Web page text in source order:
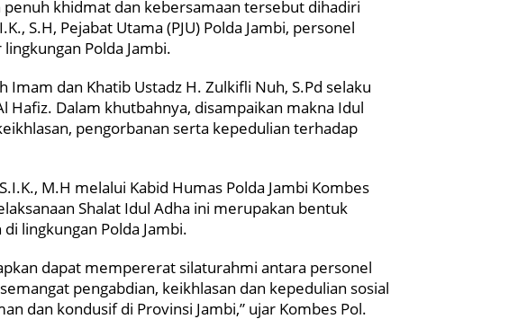
penuh khidmat dan kebersamaan tersebut dihadiri
S.H, Pejabat Utama (PJU) Polda Jambi, personel
Polda Jambi.
Imam dan Khatib Ustadz H. Zulkifli Nuh, S.Pd selaku
Hafiz. Dalam khutbahnya, disampaikan makna Idul
pengorbanan serta kepedulian terhadap
M.H melalui Kabid Humas Polda Jambi Kombes
Shalat Idul Adha ini merupakan bentuk
lingkungan Polda Jambi.
dapat mempererat silaturahmi antara personel
pengabdian, keikhlasan dan kepedulian sosial
dan kondusif di Provinsi Jambi,” ujar Kombes Pol.